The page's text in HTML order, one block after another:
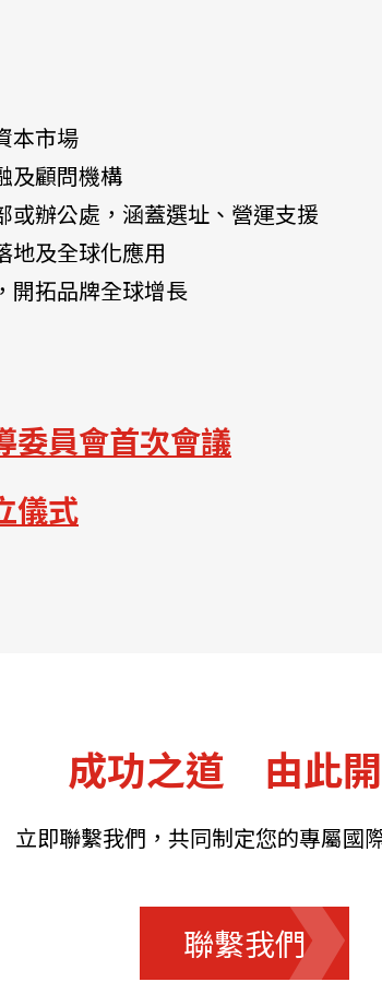
本市場
及顧問機構
或辦公處，涵蓋選址、營運支援
地及全球化應用
開拓品牌全球增長
委員會首次會議
儀式
成功之道 由此
立即聯繫我們，共同制定您的專屬國
聯繫我們